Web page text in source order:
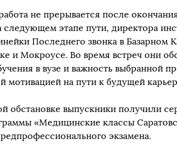
не прерывается после
следующем этапе пути, директора
Последнего звонка в Базарном
и Мокроусе. Во время встреч они
в вузе и важность выбранной
мотивацией на пути к будущей
обстановке выпускники получили
«Медицинские классы
экзамена.